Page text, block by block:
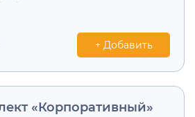
+ Добавить
«Корпоративный»